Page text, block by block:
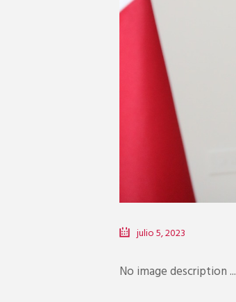
julio 5, 2023
No image description ...